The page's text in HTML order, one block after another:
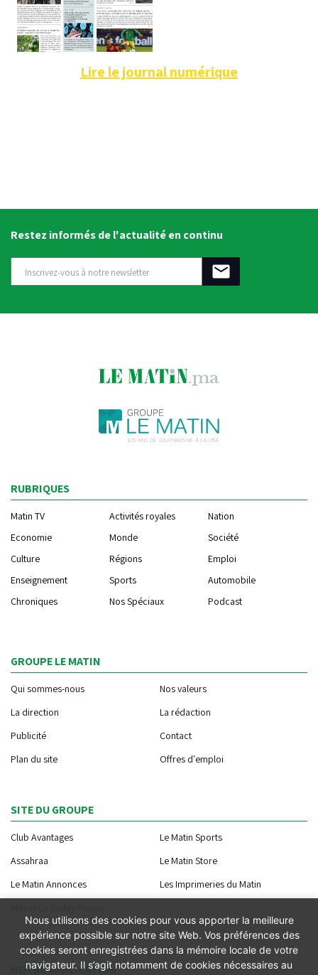
Lire le journal numérique
Restez informés de l'actualité en continu
RUBRIQUES
Matin TV Activités royales
Nation
Economie
Monde
Société
Culture
Régions
Emploi
Enseignement
Sports
Automobile
Chroniques
Nos Spéciaux Podcast
GROUPE LE MATIN
Qui sommes-nous
Nos valeurs
La direction
La rédaction
Publicité
Contact
Plan du site
Offres d'emploi
SITE DU GROUPE
Club Avantages
Le Matin Sports
Assahraa
Le Matin Store
Le Matin Annonces
Les Imprimeries du Matin
NOTRE APPLICATION
Nous utilisons des cookies pour vous apporter la meilleure
expérience possible sur notre site Web. Vos préférences des
cookies seront enregistrées dans la mémoire locale de votre
navigateur. Il s’agit notamment de cookies nécessaires au